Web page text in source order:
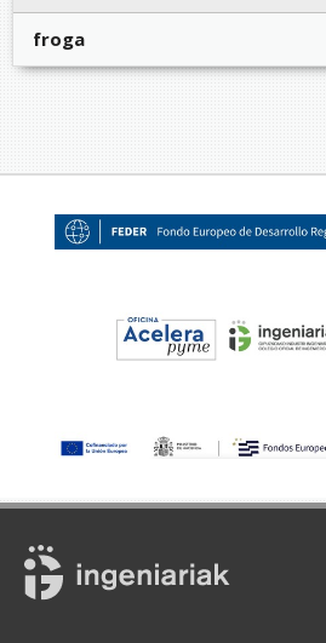
froga